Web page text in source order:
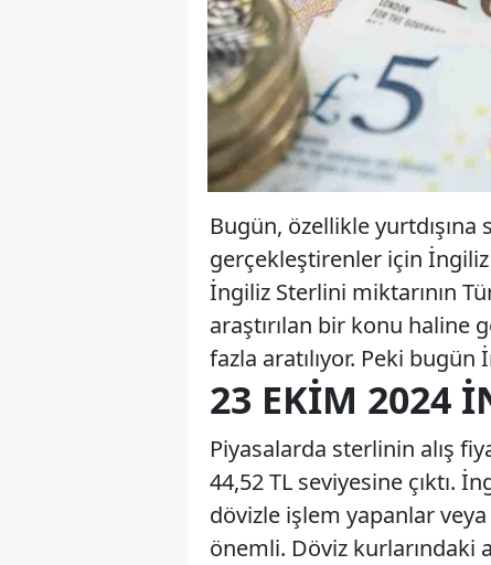
Bugün, özellikle
gerçekleştirenler için
İngiliz Sterlini miktarının
araştırılan bir konu haline
fazla aratılıyor. Peki
23 EKIM 2024
Piyasalarda sterlinin alış
44,52 TL seviyesine çıktı.
dövizle işlem yapanlar
önemli. Döviz kurlarındaki